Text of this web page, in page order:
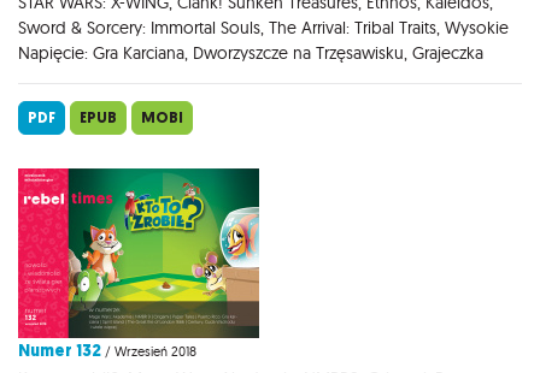
Sword & Sorcery: Immortal Souls, The Arrival: Tribal Traits, Wysokie
Napięcie: Gra Karciana, Dworzyszcze na Trzęsawisku, Grajeczka
PDF EPUB MOBI
Numer 132 / Wrzesień 2018